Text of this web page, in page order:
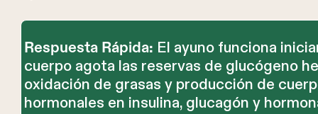
Respuesta Rápida: El ayuno funciona
cuerpo agota las reservas de glucógeno
oxidación de grasas y producción de
hormonales en insulina, glucagón y